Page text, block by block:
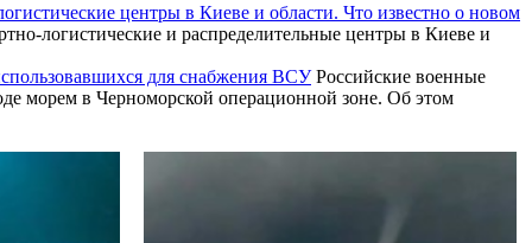
центры в Киеве и области. Что известно о новом
логистические и распределительные центры в Киеве и
для снабжения ВСУРоссийские военные
морем в Черноморской операционной зоне. Об этом